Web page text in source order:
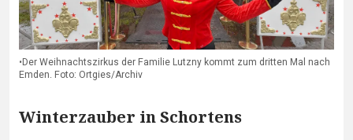
•Der Weihnachtszirkus der Familie Lutzny kommt zum dritten Mal nach
Emden. Foto: Ortgies/Archiv
Winterzauber in Schortens